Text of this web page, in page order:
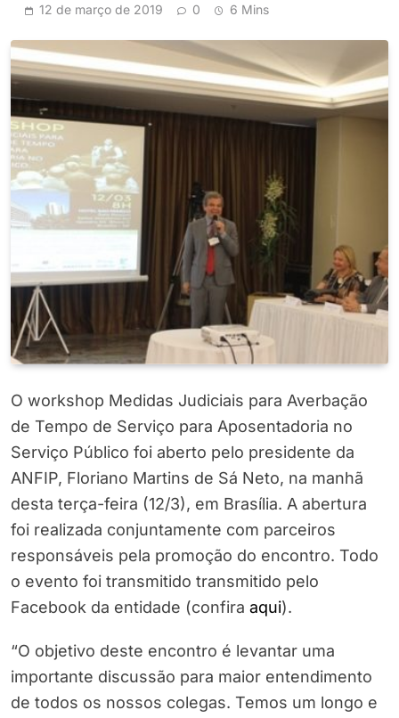
12 de março de 2019 0 6 Mins
O workshop Medidas Judiciais para Averbação
de Tempo de Serviço para Aposentadoria no
Serviço Público foi aberto pelo presidente da
ANFIP, Floriano Martins de Sá Neto, na manhã
desta terça-feira (12/3), em Brasília. A abertura
foi realizada conjuntamente com parceiros
responsáveis pela promoção do encontro. Todo
o evento foi transmitido transmitido pelo
Facebook da entidade (confira aqui).
“O objetivo deste encontro é levantar uma
importante discussão para maior entendimento
de todos os nossos colegas. Temos um longo e